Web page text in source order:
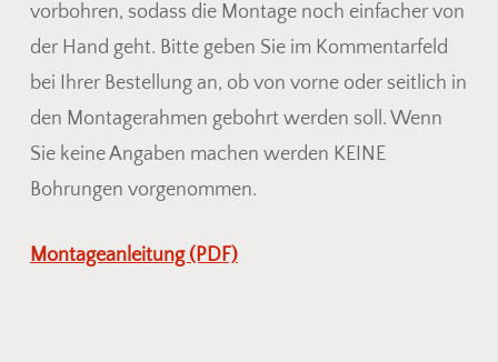
vorbohren, sodass die Montage noch einfacher von
der Hand geht. Bitte geben Sie im Kommentarfeld
bei Ihrer Bestellung an, ob von vorne oder seitlich in
den Montagerahmen gebohrt werden soll. Wenn
Sie keine Angaben machen werden KEINE
Bohrungen vorgenommen.
Montageanleitung (PDF)